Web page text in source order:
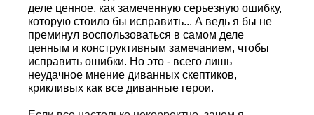
деле ценное, как замеченную серьезную ошибку,
которую стоило бы исправить... А ведь я бы не
преминул воспользоваться в самом деле
ценным и конструктивным замечанием, чтобы
исправить ошибки. Но это - всего лишь
неудачное мнение диванных скептиков,
крикливых как все диванные герои.